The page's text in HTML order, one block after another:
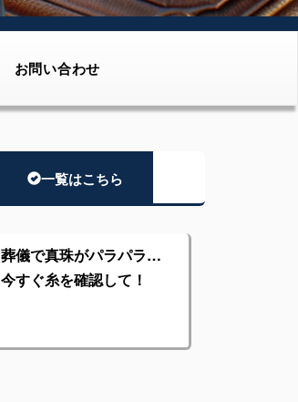
お問い合わせ
一覧はこちら
葬儀で真珠がパラパラ…
今すぐ糸を確認して！